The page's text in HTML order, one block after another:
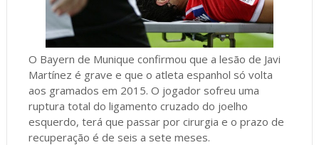
O Bayern de Munique confirmou que a lesão de Javi
Martínez é grave e que o atleta espanhol só volta
aos gramados em 2015. O jogador sofreu uma
ruptura total do ligamento cruzado do joelho
esquerdo, terá que passar por cirurgia e o prazo de
recuperação é de seis a sete meses.